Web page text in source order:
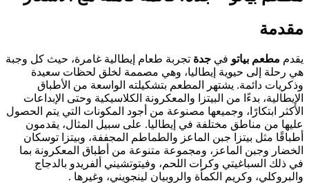
حيث كل وجبة
سعيدة
الأطباق
الإبداعات
التي يتم الحصول
يقدمون
توسكان
بما
بالدجاج
.